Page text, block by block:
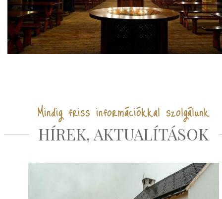
Mindig friss információkkal szolgálunk
HÍREK, AKTUALÍTÁSOK